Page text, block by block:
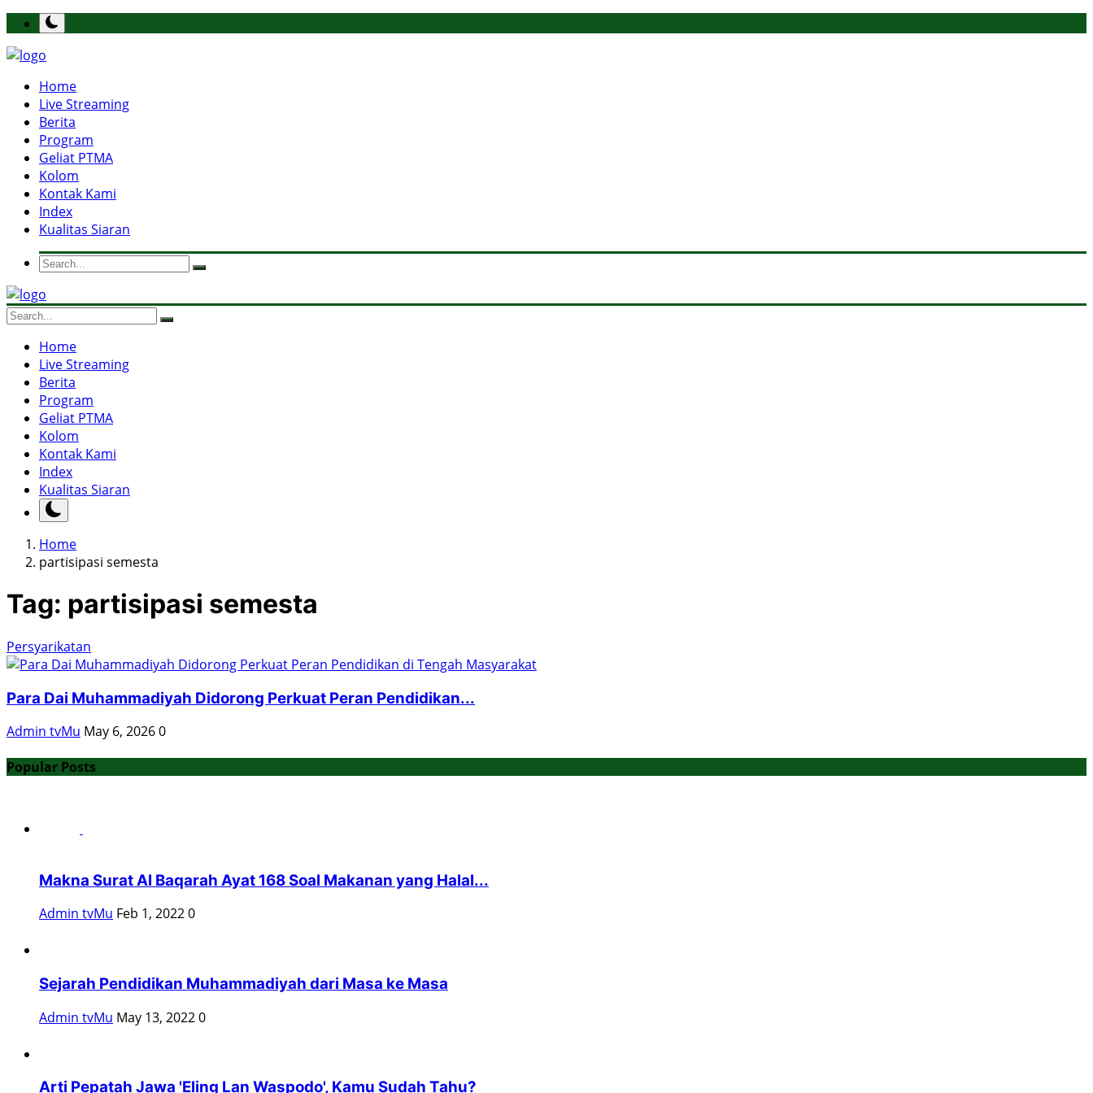
Home
Live Streaming
Berita
Program
Geliat PTMA
Kolom
Kontak Kami
Index
Kualitas Siaran
Home
Live Streaming
Berita
Program
Geliat PTMA
Kolom
Kontak Kami
Index
Kualitas Siaran
Home
partisipasi semesta
Tag: partisipasi semesta
Persyarikatan
Para Dai Muhammadiyah Didorong Perkuat Peran Pendidikan...
Admin tvMu May 6, 20260
Popular Posts
Makna Surat Al Baqarah Ayat 168 Soal Makanan yang Halal...
Admin tvMu Feb 1, 20220
Sejarah Pendidikan Muhammadiyah dari Masa ke Masa
Admin tvMu May 13, 20220
Arti Pepatah Jawa 'Eling Lan Waspodo', Kamu Sudah Tahu?